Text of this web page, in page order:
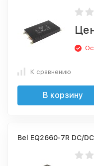
К сравнению
В корзину
Bel EQ2660-7R DC/